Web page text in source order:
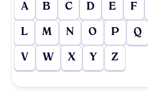
A B C D E F
L M N O P Q
V W X Y Z